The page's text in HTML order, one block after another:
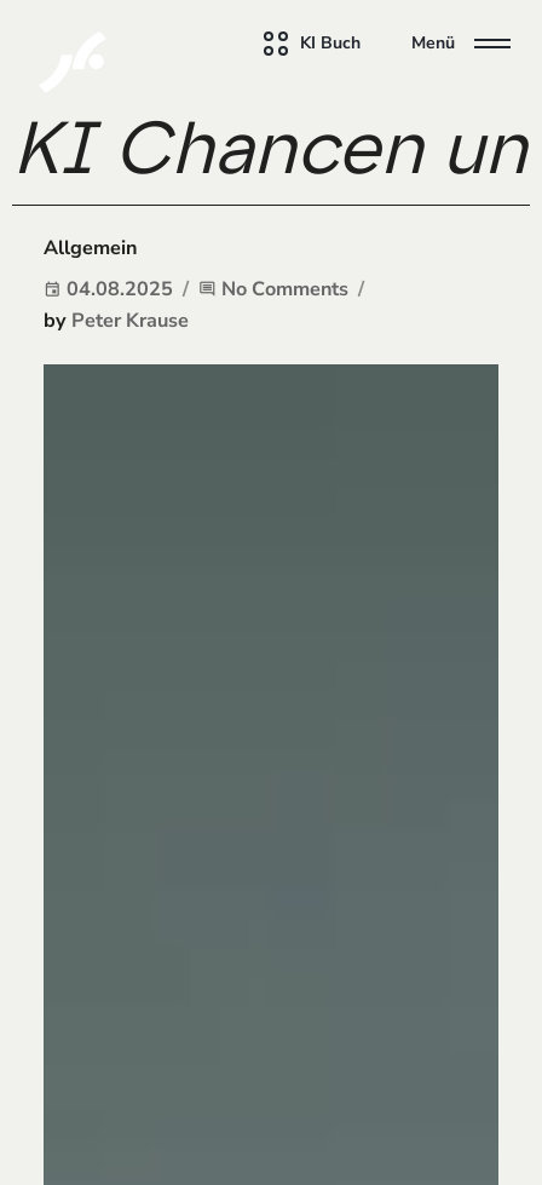
KI Buch Menü
KI Chancen
Allgemein
event 04.08.2025 comment No Comments
by Peter Krause